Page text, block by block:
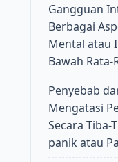
Gangguan
Berbagai
Mental atau
Bawah Rata-
Penyebab
Mengatasi
Secara Tiba-
panik atau